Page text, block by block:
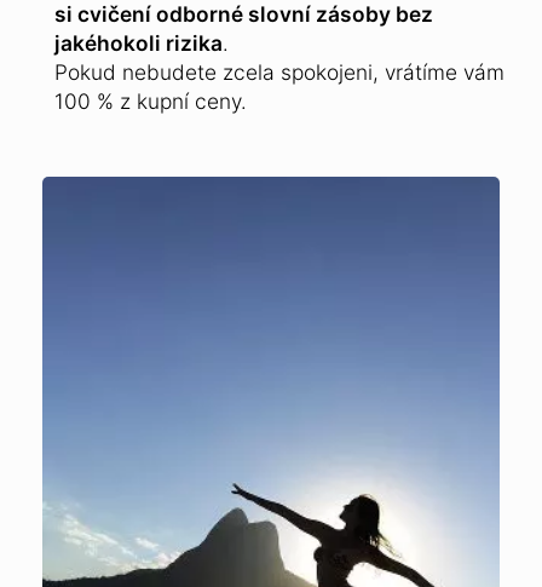
si cvičení odborné slovní zásoby bez
jakéhokoli rizika.
Pokud nebudete zcela spokojeni, vrátíme vám
100 % z kupní ceny.